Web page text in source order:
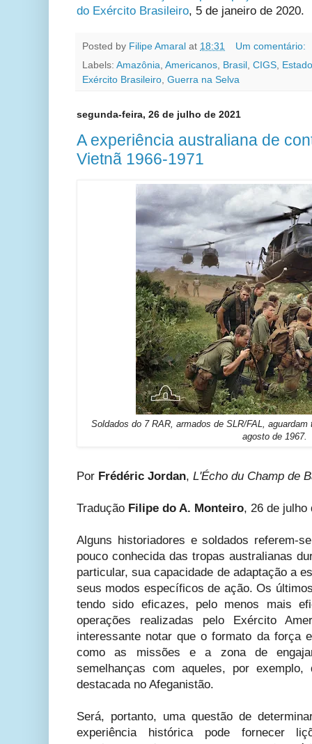
do Exército Brasileiro, 5 de janeiro de 2020.
Posted by Filipe Amaral at 18:31
Um comentário:
Labels: Amazônia Americanos Brasil CIGS
Exército Brasileiro Guerra na Selva
segunda-feira, 26 de julho de 2021
A experiência australiana de
Vietnã 1966-1971
Soldados do 7 RAR, armados de SLR/FAL,
agosto de 1967.
Por Frédéric Jordan, L'Écho du Champ de
Tradução Filipe do A. Monteiro, 26 de julho
Alguns historiadores e soldados referem-
pouco conhecida das tropas australianas
particular, sua capacidade de adaptação a
seus modos específicos de ação. Os
tendo sido eficazes, pelo menos mais
operações realizadas pelo Exército
interessante notar que o formato da força
como as missões e a zona de
semelhanças com aqueles, por
destacada no Afeganistão.
Será, portanto, uma questão de
experiência histórica pode fornecer